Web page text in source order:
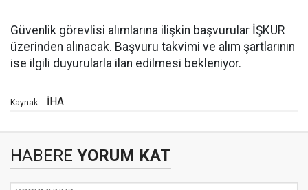
Güvenlik görevlisi alımlarına ilişkin başvurular İŞKUR
üzerinden alınacak. Başvuru takvimi ve alım şartlarının
ise ilgili duyurularla ilan edilmesi bekleniyor.
Kaynak: İHA
HABERE YORUM KAT